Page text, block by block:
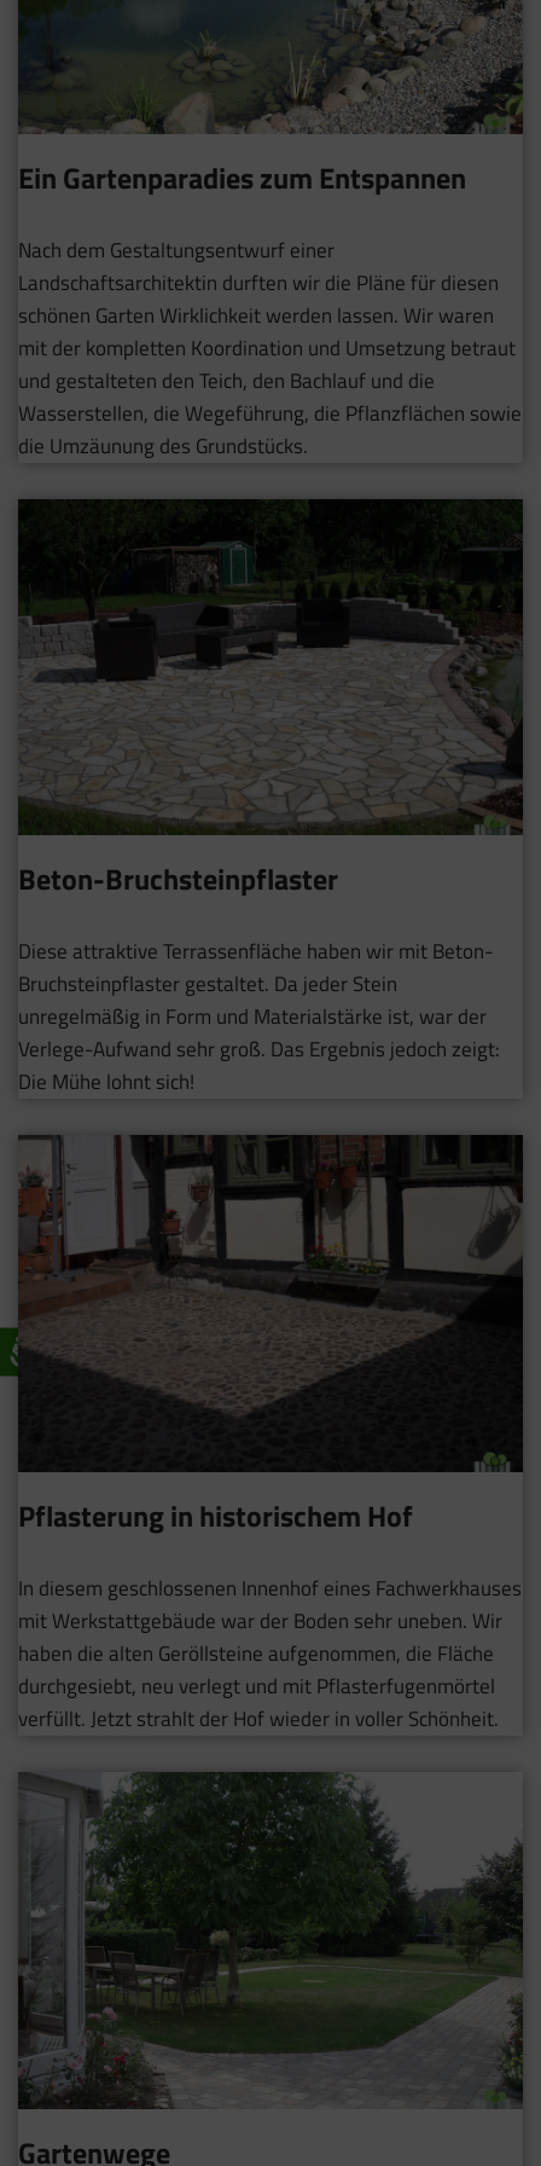
Ein Gartenparadies zum Entspannen
Nach dem Gestaltungsentwurf einer
Landschaftsarchitektin durften wir die Pläne für diesen
schönen Garten Wirklichkeit werden lassen. Wir waren
mit der kompletten Koordination und Umsetzung betraut
und gestalteten den Teich, den Bachlauf und die
Wasserstellen, die Wegeführung, die Pflanzflächen sowie
die Umzäunung des Grundstücks.
Beton-Bruchsteinpflaster
Diese attraktive Terrassenfläche haben wir mit Beton-
Bruchsteinpflaster gestaltet. Da jeder Stein
unregelmäßig in Form und Materialstärke ist, war der
Verlege-Aufwand sehr groß. Das Ergebnis jedoch zeigt:
Die Mühe lohnt sich!
Pflasterung in historischem Hof
In diesem geschlossenen Innenhof eines Fachwerkhauses
mit Werkstattgebäude war der Boden sehr uneben. Wir
haben die alten Geröllsteine aufgenommen, die Fläche
durchgesiebt, neu verlegt und mit Pflasterfugenmörtel
verfüllt. Jetzt strahlt der Hof wieder in voller Schönheit.
Gartenwege